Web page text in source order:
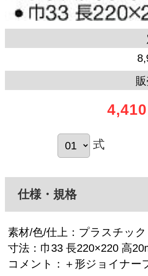
4,410
式
仕様・規格
素材/色/仕上：プラスチッ
寸法：巾33 長220×220 高
コメント：＋形ジョイナー